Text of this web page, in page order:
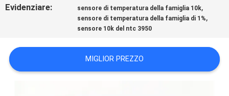
NOTIZIE
CITAZIONE
Evidenziare: sensore di temperatura della famiglia 10k,
sensore di temperatura della famiglia di 1%,
sensore 10k del ntc 3950
MIGLIOR PREZZO